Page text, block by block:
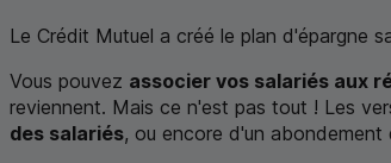
Le Crédit Mutuel a créé le plan d'épargne
Vous pouvez associer vos salariés aux
reviennent. Mais ce n'est pas tout ! Les
des salariés, ou encore d'un